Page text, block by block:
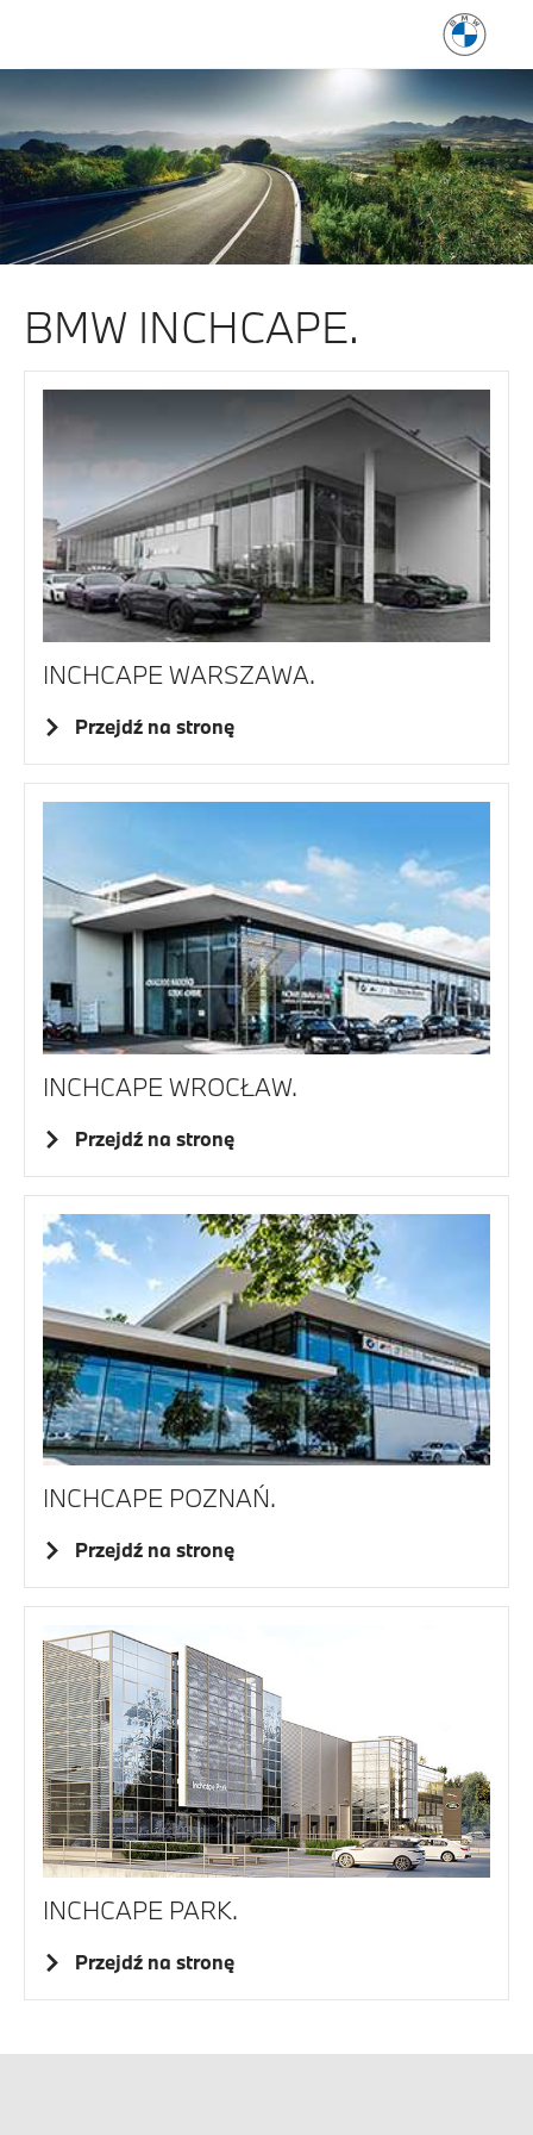
BMW INCHCAPE.
BMW INCHCAPE.
INCHCAPE WARSZAWA.
Przejdź na stronę
INCHCAPE WROCŁAW.
Przejdź na stronę
INCHCAPE POZNAŃ.
Przejdź na stronę
INCHCAPE PARK.
Przejdź na stronę